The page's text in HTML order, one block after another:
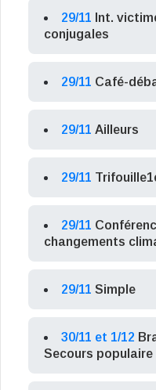
29/11 Int.
conjugales
29/11 Café-
29/11 Ailleurs
29/11
29/11
changements
29/11 Simple
30/11 et 1/12
Secours populaire